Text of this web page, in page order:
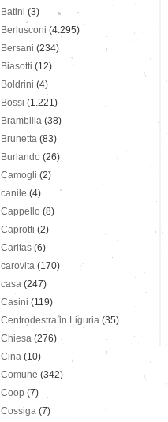
Batini (3)
Berlusconi (4.295)
Bersani (234)
Biasotti (12)
Boldrini (4)
Bossi (1.221)
Brambilla (38)
Brunetta (83)
Burlando (26)
Camogli (2)
canile (4)
Cappello (8)
Caprotti (2)
Caritas (6)
carovita (170)
casa (247)
Casini (119)
Centrodestra in Liguria (35)
Chiesa (276)
Cina (10)
Comune (342)
Coop (7)
Cossiga (7)